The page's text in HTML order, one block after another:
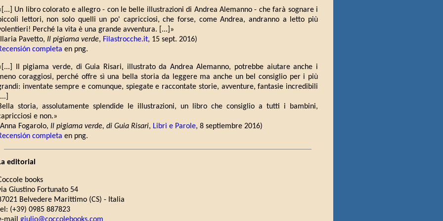
Un libro colorato e allegro - con le belle illustrazioni di Andrea Alemanno - che farà sognare i
lettori, non solo quelli un po' capricciosi, che forse, come Andrea, andranno a letto più
Perché la vita è una grande avventura. [...]»
Pavetto, Il pigiama verde, Filastrocche.it, 15 sept. 2016)
completa en png.
Il pigiama verde, di Guia Risari, illustrato da Andrea Alemanno, potrebbe aiutare anche i
coraggiosi, perché offre sì una bella storia da leggere ma anche un bel consiglio per i più
inventate sempre e comunque, spiegate e raccontate storie, avventure, fantasie incredibili
storia, assolutamente splendide le illustrazioni, un libro che consiglio a tutti i bambini,
e non.»
Fogarolo, Il pigiama verde, di Guia Risari, Libri e Parole, 8 septiembre 2016)
completa en png.
editorial
books
Giustino Fortunato 54
Belvedere Marittimo (CS) - Italia
(+39) 0985 887823